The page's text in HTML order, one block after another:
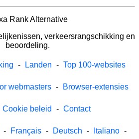
Rank Alternative
verkeersrangschikking en
beoordeling.
- Landen - Top 100-websites
webmasters - Browser-extensies
Cookie beleid - Contact
- Français - Deutsch - Italiano -